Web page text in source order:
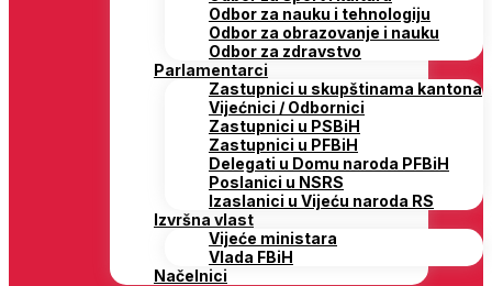
Odbor za nauku i tehnologiju
Odbor za obrazovanje i nauku
Odbor za zdravstvo
Parlamentarci
Zastupnici u skupštinama kantona
Vijećnici / Odbornici
Zastupnici u PSBiH
Zastupnici u PFBiH
Delegati u Domu naroda PFBiH
Poslanici u NSRS
Izaslanici u Vijeću naroda RS
Izvršna vlast
Vijeće ministara
Vlada FBiH
Načelnici